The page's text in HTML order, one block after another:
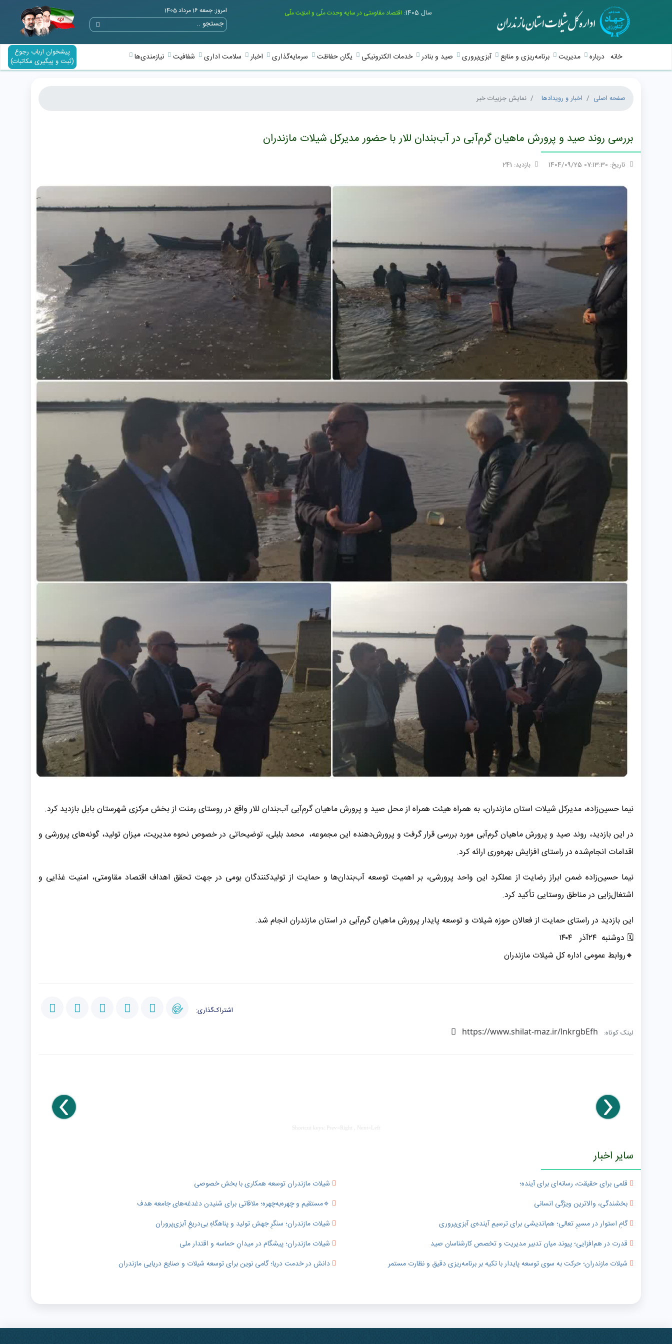
سال 1405: اقتصاد مقاومتی در سایه وحدت ملّی و امنیّت ملّی امروز: جمعه 16 مرداد 1405
پیشخوان ارباب رجوع
(ثبت و پیگیری مکاتبات)
خانه درباره مدیریت برنامه‌ریزی و منابع آبزی‌پروری صید و بنادر خدمات الکترونیکی یگان حفاظت سرمایه‌گذاری اخبار سلامت اداری شفافیت نیازمندی‌ها
صفحه اصلی اخبار و رویدادها نمایش جزییات خبر
بررسی روند صید و پرورش ماهیان گرم‌آبی در آب‌بندان للار با حضور مدیرکل شیلات مازندران
تاریخ: 07:13:30 1404/09/25 بازدید: 241
نیما حسین‌زاده، مدیرکل شیلات استان مازندران، به همراه هیئت همراه از محل صید و پرورش ماهیان گرم‌آبی آب‌بندان للار واقع در روستای رمنت از بخش مرکزی شهرستان بابل بازدید کرد.
در این بازدید، روند صید و پرورش ماهیان گرم‌آبی مورد بررسی قرار گرفت و پرورش‌دهنده این مجموعه، محمد بلبلی، توضیحاتی در خصوص نحوه مدیریت، میزان تولید، گونه‌های پرورشی و
اقدامات انجام‌شده در راستای افزایش بهره‌وری ارائه کرد.
نیما حسین‌زاده ضمن ابراز رضایت از عملکرد این واحد پرورشی، بر اهمیت توسعه آب‌بندان‌ها و حمایت از تولیدکنندگان بومی در جهت تحقق اهداف اقتصاد مقاومتی، امنیت غذایی و
اشتغال‌زایی در مناطق روستایی تأکید کرد.
این بازدید در راستای حمایت از فعالان حوزه شیلات و توسعه پایدار پرورش ماهیان گرم‌آبی در استان مازندران انجام شد.
🗓 ️دوشنبه ۲۴آذر ۱۴۰۴
️🔸️روابط عمومی اداره کل شیلات مازندران
اشتراک‌گذاری:
لینک کوتاه: https://www.shilat-maz.ir/lnkrgbEfh
Shortcut keys: Prev=Right , Next=Left
سایر اخبار
قلمی برای حقیقت، رسانه‌ای برای آینده؛
شیلات مازندران توسعه همکاری با بخش خصوصی
بخشندگی، والاترین ویژگی انسانی
🔹️مستقیم و چهره‌به‌چهره؛ ملاقاتی برای شنیدن دغدغه‌های جامعه هدف
گامِ استوار در مسیرِ تعالی؛ هم‌اندیشی برای ترسیمِ آینده‌ی آبزی‌پروری
شیلات مازندران؛ سنگرِ جهش تولید و پناهگاهِ بی‌دریغِ آبزی‌پروران
قدرت در هم‌افزایی؛ پیوند میان تدبیر مدیریت و تخصص کارشناسان صید
شیلات مازندران؛ پیشگام در میدانِ حماسه و اقتدار ملی
شیلات مازندران؛ حرکت به سوی توسعه پایدار با تکیه بر برنامه‌ریزی دقیق و نظارت مستمر
دانش در خدمت دریا؛ گامی نوین برای توسعه شیلات و صنایع دریایی مازندران